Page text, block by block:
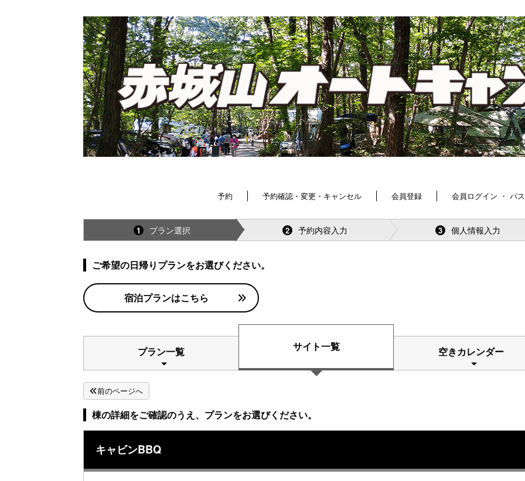
予約 予約確認・変更・キャンセル 会員登録 会員ログイン ・ パ
1 プラン選択 2 予約内容入力 3 個人情報入力
ご希望の日帰りプランをお選びください。
宿泊プランはこちら
プラン一覧 サイト一覧 空きカレンダー
前のページへ
棟の詳細をご確認のうえ、プランをお選びください。
キャビンBBQ